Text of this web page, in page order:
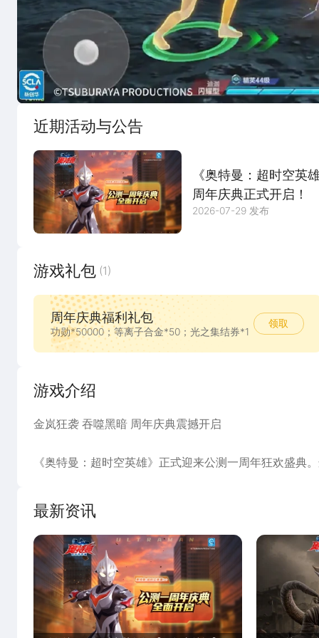
实机演示 宣传
近期活动与公告
《奥特曼：超时空英
周年庆典正式开启！
2026-07-29 发布
游戏礼包 (1)
周年庆典福利礼包
功勋*50000；等离子合金*50；光之集结券*1
领取
游戏介绍
金岚狂袭 吞噬黑暗 周年庆典震撼开启
《奥特曼：超时空英雄》正式迎来公测一周年狂欢盛
《奥特曼：超时空英雄》是正版IP授权的ARPG手游，
空、背击、破韧、闪避等多种动作机制以及各种衍生技
最新资讯